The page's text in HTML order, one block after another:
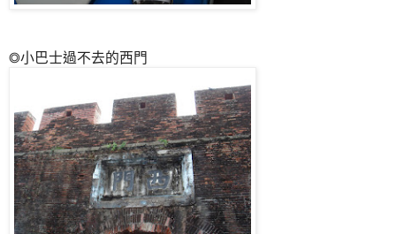
◎小巴士過不去的西門